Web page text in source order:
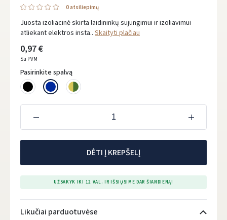
0 atsiliepimų
Juosta izoliacinė skirta laidininkų sujungimui ir izoliavimui
atliekant elektros insta.. Skaityti plačiau
0,97 €
Su PVM
Pasirinkite spalvą
DĖTI Į KREPŠELĮ
UŽSAKYK IKI 12 VAL. IR IŠSIŲSIME DAR ŠIANDIENĄ!
Likučiai parduotuvėse